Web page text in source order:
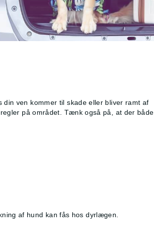
ven kommer til skade eller bliver ramt af
på området. Tænk også på, at der både
af hund kan fås hos dyrlægen.